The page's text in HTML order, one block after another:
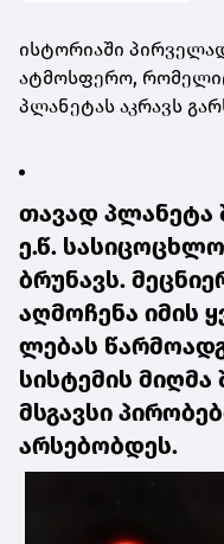
ის­ტო­რი­ა­ში
ატ­მოს­ფე­რო,
პლა­ნე­ტას აკ­რავს
თა­ვად პლა­ნე­ტა
ე.წ.
ბრუ­ნავს.
აღ­მო­ჩე­ნა იმის
ლე­ბას
სის­ტე­მის
მსგავ­სი
არ­სე­ბობ­დეს.